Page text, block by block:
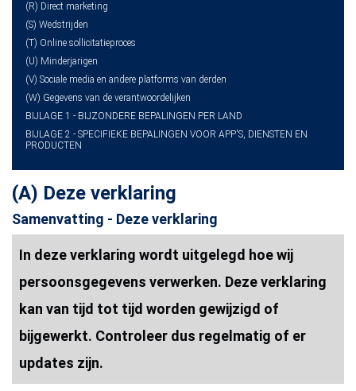
(A) Deze verklaring
Samenvatting - Deze verklaring
In deze verklaring wordt uitgelegd hoe wij
persoonsgegevens verwerken. Deze verklaring
kan van tijd tot tijd worden gewijzigd of
bijgewerkt. Controleer dus regelmatig of er
updates zijn.
(R) Direct marketing
(S) Wedstrijden
(T) Online sollicitatieproces
(U) Minderjarigen
(V) Sociale media en andere platforms van derden
(W) Gegevens van de verantwoordelijken
BIJLAGE 1 - BIJZONDERE BEPALINGEN PER LAND
BIJLAGE 2 - SPECIFIEKE BEPALINGEN VOOR APP'S, DIENSTEN EN
PRODUCTEN